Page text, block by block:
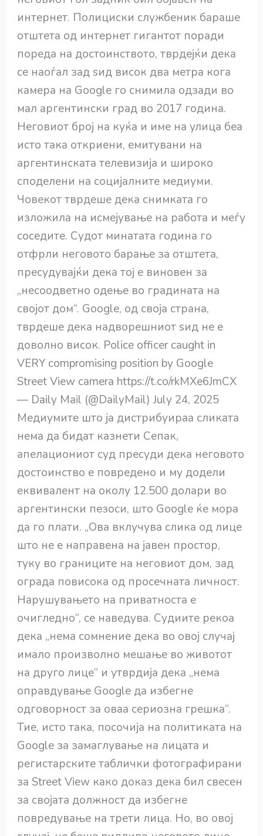
интернет. Полициски службеник бараше
отштета од интернет гигантот поради
пореда на достоинството, тврдејќи дека
се наоѓал зад ѕид висок два метра кога
камера на Google го снимила одзади во
мал аргентински град во 2017 година.
Неговиот број на куќа и име на улица беа
исто така откриени, емитувани на
аргентинската телевизија и широко
споделени на социјалните медиуми.
Човекот тврдеше дека снимката го
изложила на исмејување на работа и меѓу
соседите. Судот минатата година го
отфрли неговото барање за отштета,
пресудувајќи дека тој е виновен за
„несоодветно одење во градината на
својот дом“. Google, од своја страна,
тврдеше дека надворешниот ѕид не е
доволно висок. Police officer caught in
VERY compromising position by Google
Street View camera https://t.co/rkMXe6JmCX
— Daily Mail (@DailyMail) July 24, 2025
Медиумите што ја дистрибуираа сликата
нема да бидат казнети Сепак,
апелациониот суд пресуди дека неговото
достоинство е повредено и му додели
еквивалент на околу 12.500 долари во
аргентински пезоси, што Google ќе мора
да го плати. „Ова вклучува слика од лице
што не е направена на јавен простор,
туку во границите на неговиот дом, зад
ограда повисока од просечната личност.
Нарушувањето на приватноста е
очигледно“, се наведува. Судиите рекоа
дека „нема сомнение дека во овој случај
имало произволно мешање во животот
на друго лице“ и утврдија дека „нема
оправдување Google да избегне
одговорност за оваа сериозна грешка“.
Тие, исто така, посочија на политиката на
Google за замаглување на лицата и
регистарските таблички фотографирани
за Street View како доказ дека бил свесен
за својата должност да избегне
повредување на трети лица. Но, во овој